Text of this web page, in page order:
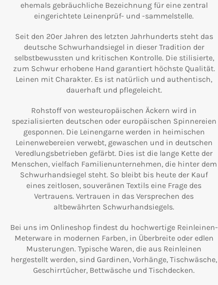
ehemals gebräuchliche Bezeichnung für eine zentral
eingerichtete Leinenprüf- und -sammelstelle.
Seit den 20er Jahren des letzten Jahrhunderts steht das
deutsche Schwurhandsiegel in dieser Tradition der
selbstbewussten und kritischen Kontrolle. Die stilisierte,
zum Schwur erhobene Hand garantiert höchste Qualität.
Leinen mit Charakter. Es ist natürlich und authentisch,
dauerhaft und pflegeleicht.
Rohstoff von westeuropäischen Äckern wird in
spezialisierten deutschen oder europäischen Spinnereien
gesponnen. Die Leinengarne werden in heimischen
Leinenwebereien verwebt, gewaschen und in deutschen
Veredlungsbetrieben gefärbt. Dies ist die lange Kette der
Menschen, vielfach Familienunternehmen, die hinter dem
Schwurhandsiegel steht. So bleibt bis heute der Kauf
eines zeitlosen, souveränen Textils eine Frage des
Vertrauens. Vertrauen in das Versprechen des
altbewährten Schwurhandsiegels.
Bei uns im Onlineshop findest du hochwertige Reinleinen-
Meterware in modernen Farben, in Überbreite oder edlen
Musterungen. Typische Waren, die aus Reinleinen
hergestellt werden, sind Gardinen, Vorhänge, Tischwäsche,
Geschirrtücher, Bettwäsche und Tischdecken.